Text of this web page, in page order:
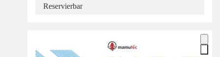
Reservierbar